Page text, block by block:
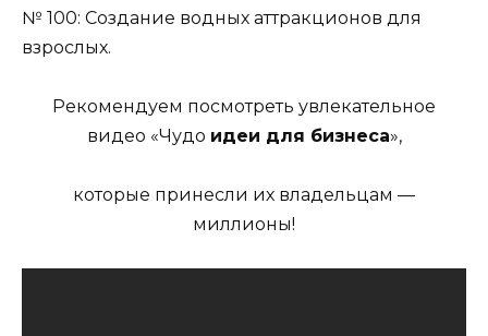
№ 100: Создание водных аттракционов для
взрослых.
Рекомендуем посмотреть увлекательное
видео «Чудо идеи для бизнеса»,
которые принесли их владельцам —
миллионы!